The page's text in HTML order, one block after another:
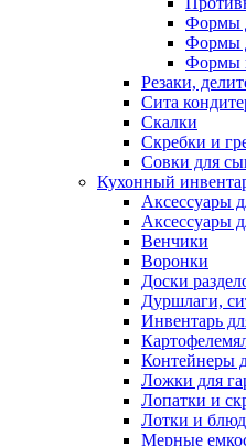
Формы
Формы
Формы
Резаки,
Сита
Скалки
Скребки и
Совки для
Кухонный
Аксессуары
Аксессуары
Венчики
Воронки
Доски
Дуршлаги,
Инвентарь
Контейнеры
Ложки для
Лопатки и
Лотки и
Мерные